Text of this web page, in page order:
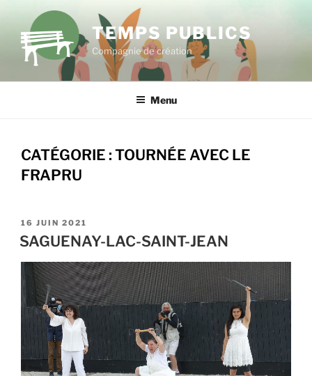
contenu
principal
TEMPS PUBLICS
Compagnie de création
Menu
CATÉGORIE : TOURNÉE AVEC LE
FRAPRU
PUBLIÉ
LE
16 JUIN 2021
SAGUENAY-LAC-SAINT-JEAN